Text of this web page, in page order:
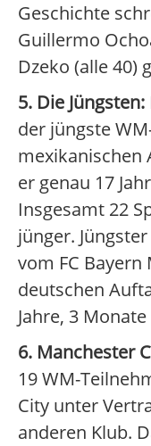
Geschichte
Guillermo
Dzeko (alle 40)
5. Die Jüngsten:
der jüngste
mexikanischen
er genau 17
Insgesamt 22
jünger.
vom FC
deutschen
Jahre, 3
6. Manchester
19 WM-
City unter
anderen Klub.